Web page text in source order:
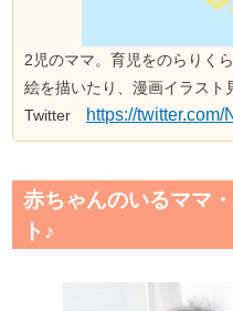
2児のママ。育児をのらりく
絵を描いたり、漫画イラスト
Twitter
https://twitter.com/
赤ちゃんのいるママ
ト♪